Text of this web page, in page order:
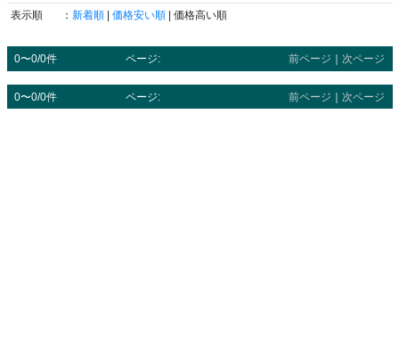
表示順
： 新着順 | 価格安い順 | 価格高い順
0〜0/0件 ページ: 前ページ 次ページ
0〜0/0件 ページ: 前ページ ｜ 次ページ